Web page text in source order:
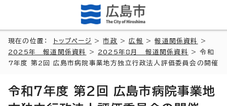
現在の位置： トップページ >市政 >広報 >報道関係資料
>
2025年 報道関係資料
> 2025年8月 報道関係資料
> 令和
7年度 第2回 広島市病院事業地方独立行政法人評価委員会の開催
令和7年度 第2回 広島市病院事業地